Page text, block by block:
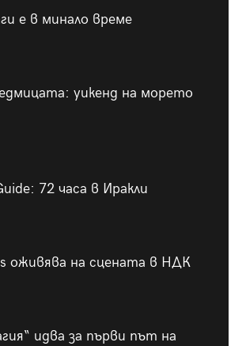
е в минало време
уикенд на морето
72 часа в Иракли
оживява на сцената в НДК
идва за първи път на